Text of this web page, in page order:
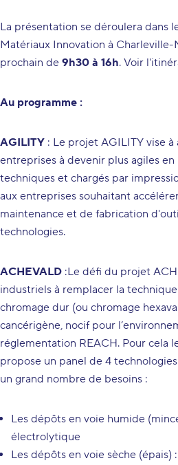
La présentation se déroulera dans
Matériaux Innovation à Charleville-
prochain de 9h30 à 16h. Voir
Au programme :
AGILITY : Le projet AGILITY vise
entreprises à devenir plus agiles
techniques et chargés par
aux entreprises souhaitant
maintenance et de fabrication
technologies.
ACHEVALD :Le défi du projet
industriels à remplacer la
chromage dur (ou chromage
cancérigène, nocif pour
réglementation REACH. Pour cela
propose un panel de 4
un grand nombre de besoins :
Les dépôts en voie humide
électrolytique
Les dépôts en voie sèche